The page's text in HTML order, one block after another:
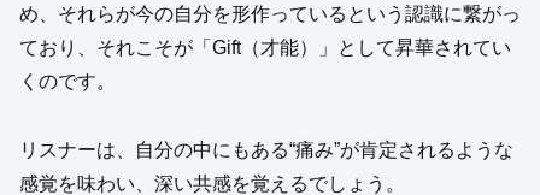
め、それらが今の自分を形作っているという認識に繋がっ
ており、それこそが「Gift（才能）」として昇華されてい
くのです。
リスナーは、自分の中にもある“痛み”が肯定されるような
感覚を味わい、深い共感を覚えるでしょう。